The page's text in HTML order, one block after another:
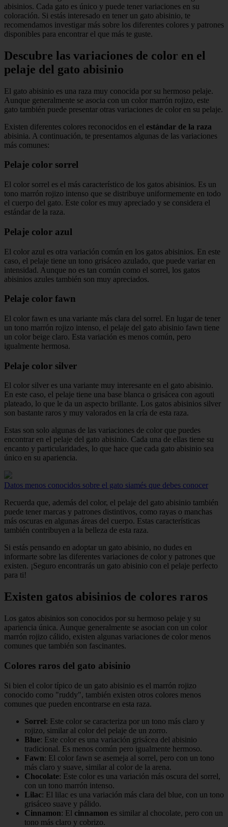
abisinios. Cada gato es único y puede tener variaciones en su
coloración. Si estás interesado en tener un gato abisinio, te
recomendamos investigar más sobre los diferentes colores y patrones
disponibles para encontrar el que más te guste.
Descubre las variaciones de color en el
pelaje del gato abisinio
El gato abisinio es una raza muy conocida por su hermoso pelaje.
Aunque generalmente se asocia con un color marrón rojizo, este
gato también puede presentar otras variaciones de color en su pelaje.
Existen diferentes colores reconocidos en el estándar de la raza
abisinia. A continuación, te presentamos algunas de las variaciones
más comunes:
Pelaje color sorrel
El color sorrel es el más característico de los gatos abisinios. Es un
tono marrón rojizo intenso que se distribuye uniformemente en todo
el cuerpo del gato. Este color es muy apreciado y se considera el
estándar de la raza.
Pelaje color azul
El color azul es otra variación común en los gatos abisinios. En este
caso, el pelaje tiene un tono grisáceo azulado, que puede variar en
intensidad. Aunque no es tan común como el sorrel, los gatos
abisinios azules también son muy apreciados.
Pelaje color fawn
El color fawn es una variante más clara del sorrel. En lugar de tener
un tono marrón rojizo intenso, el pelaje del gato abisinio fawn tiene
un color beige claro. Esta variación es menos común, pero
igualmente hermosa.
Pelaje color silver
El color silver es una variante muy interesante en el gato abisinio.
En este caso, el pelaje tiene una base blanca o grisácea con agouti
plateado, lo que le da un aspecto brillante. Los gatos abisinios silver
son bastante raros y muy valorados en la cría de esta raza.
Estas son solo algunas de las variaciones de color que puedes
encontrar en el pelaje del gato abisinio. Cada una de ellas tiene su
encanto y particularidades, lo que hace que cada gato abisinio sea
único en su apariencia.
Datos menos conocidos sobre el gato siamés que debes conocer
Recuerda que, además del color, el pelaje del gato abisinio también
puede tener marcas y patrones distintivos, como rayas o manchas
más oscuras en algunas áreas del cuerpo. Estas características
también contribuyen a la belleza de esta raza.
Si estás pensando en adoptar un gato abisinio, no dudes en
informarte sobre las diferentes variaciones de color y patrones que
existen. ¡Seguro encontrarás un gato abisinio con el pelaje perfecto
para ti!
Existen gatos abisinios de colores raros
Los gatos abisinios son conocidos por su hermoso pelaje y su
apariencia única. Aunque generalmente se asocian con un color
marrón rojizo cálido, existen algunas variaciones de color menos
comunes que también son fascinantes.
Colores raros del gato abisinio
Si bien el color típico de un gato abisinio es el marrón rojizo
conocido como "ruddy", también existen otros colores menos
comunes que pueden encontrarse en esta raza.
Sorrel: Este color se caracteriza por un tono más claro y
rojizo, similar al color del pelaje de un zorro.
Blue: Este color es una variación grisácea del abisinio
tradicional. Es menos común pero igualmente hermoso.
Fawn: El color fawn se asemeja al sorrel, pero con un tono
más claro y suave, similar al color de la arena.
Chocolate: Este color es una variación más oscura del sorrel,
con un tono marrón intenso.
Lilac: El lilac es una variación más clara del blue, con un tono
grisáceo suave y pálido.
Cinnamon: El cinnamon es similar al chocolate, pero con un
tono más claro y cobrizo.